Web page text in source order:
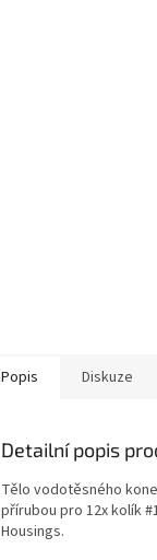
Popis Diskuze
Detailní popis
Tělo vodotěsného
přírubou pro 12x kolík
Housings.